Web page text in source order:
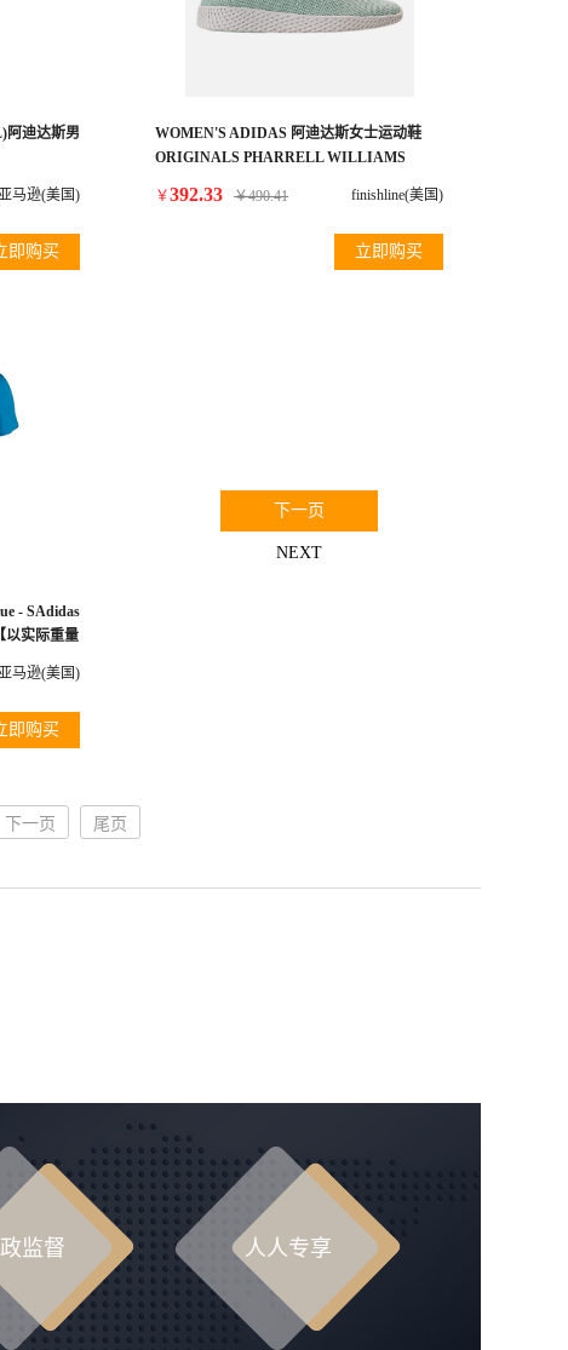
阿迪达斯男
马逊(美国)
即购买
WOMEN'S ADIDAS 阿迪达斯女士运动鞋
ORIGINALS PHARRELL WILLIAMS
￥392.33 ￥490.41 finishline(美国)
立即购买
- SAdidas
以实际重量
马逊(美国)
即购买
下一页
NEXT
下一页 尾页
监督 人人专享